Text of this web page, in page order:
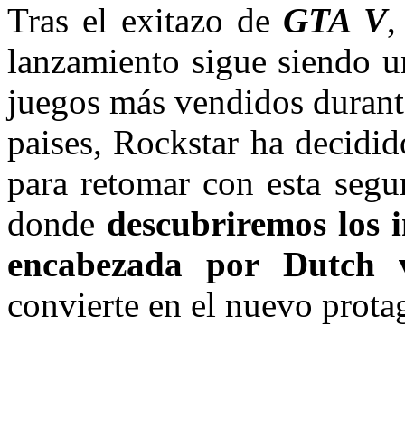
Tras el exitazo de GTA V,
lanzamiento sigue siendo
juegos más vendidos
paises, Rockstar ha
para retomar con esta
donde descubriremos los
encabezada por
convierte en el nuevo